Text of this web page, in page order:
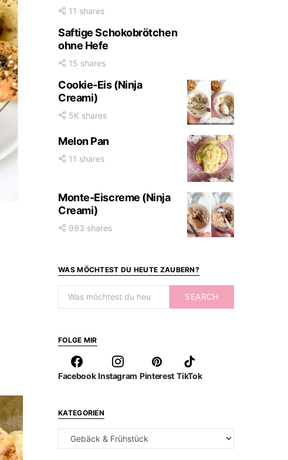
11 shares
Saftige Schokobrötchen
ohne Hefe
15 shares
Cookie-Eis (Ninja
Creami)
5K shares
Melon Pan
11 shares
Monte-Eiscreme (Ninja
Creami)
993 shares
WAS MÖCHTEST DU HEUTE ZAUBERN?
SEARCH
FOLGE MIR
Facebook Instagram Pinterest TikTok
KATEGORIEN
Kategorien